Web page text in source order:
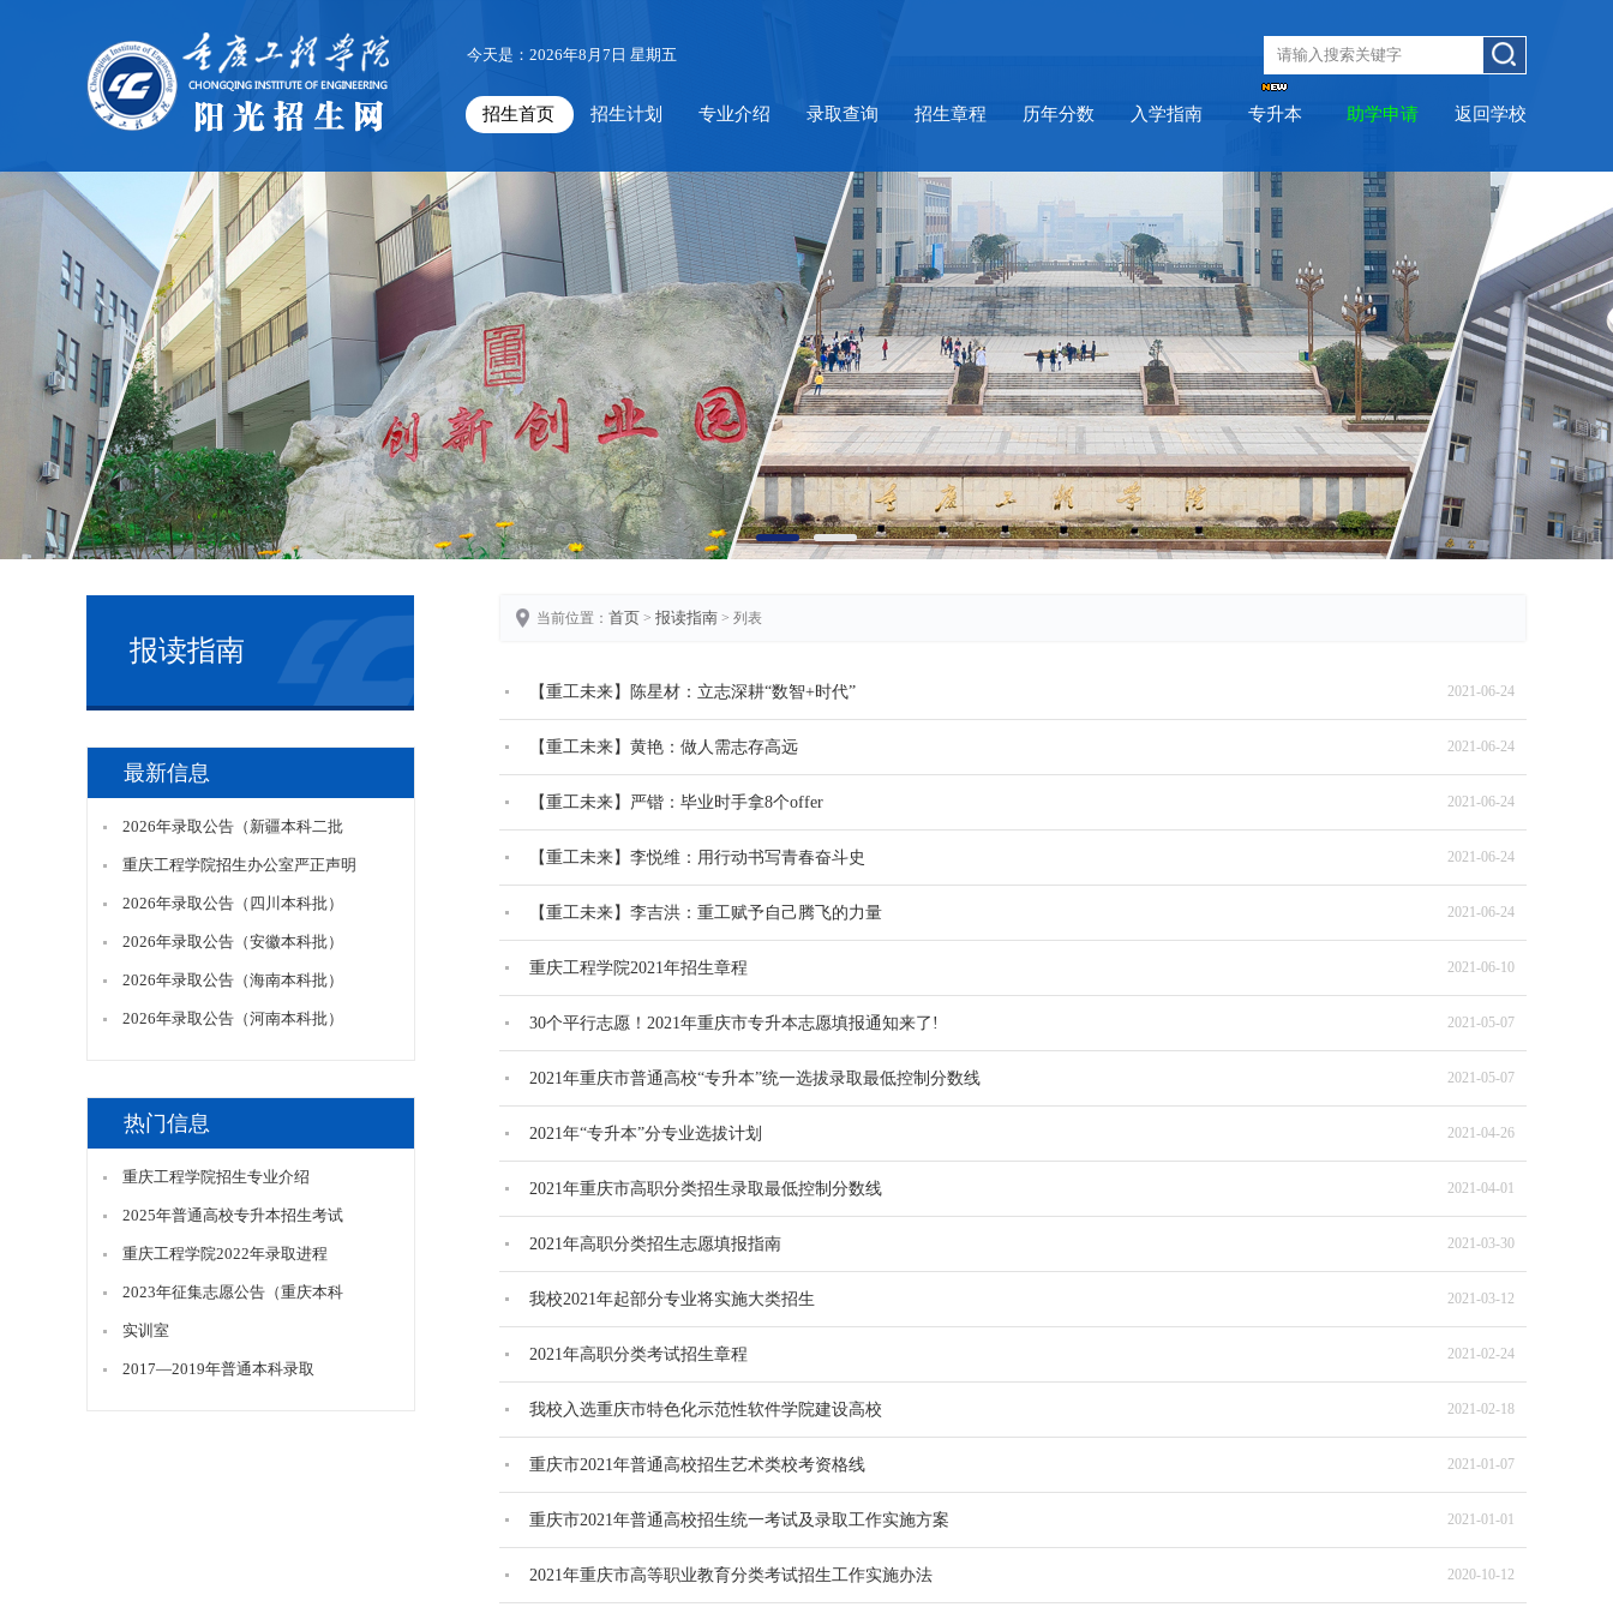
今天是：2026年8月7日 星期五
招生首页 招生计划 专业介绍 录取查询 招生章程 历年分数 入学指南 专升本 助学申请 返回学校
报读指南
最新信息
2026年录取公告（新疆本科二批
重庆工程学院招生办公室严正声明
2026年录取公告（四川本科批）
2026年录取公告（安徽本科批）
2026年录取公告（海南本科批）
2026年录取公告（河南本科批）
热门信息
重庆工程学院招生专业介绍
2025年普通高校专升本招生考试
重庆工程学院2022年录取进程
2023年征集志愿公告（重庆本科
实训室
2017—2019年普通本科录取
当前位置： 首页 > 报读指南 > 列表
2021-06-24
【重工未来】陈星材：立志深耕“数智+时代”
2021-06-24
【重工未来】黄艳：做人需志存高远
2021-06-24
【重工未来】严锴：毕业时手拿8个offer
2021-06-24
【重工未来】李悦维：用行动书写青春奋斗史
2021-06-24
【重工未来】李吉洪：重工赋予自己腾飞的力量
2021-06-10
重庆工程学院2021年招生章程
2021-05-07
30个平行志愿！2021年重庆市专升本志愿填报通知来了!
2021-05-07
2021年重庆市普通高校“专升本”统一选拔录取最低控制分数线
2021-04-26
2021年“专升本”分专业选拔计划
2021-04-01
2021年重庆市高职分类招生录取最低控制分数线
2021-03-30
2021年高职分类招生志愿填报指南
2021-03-12
我校2021年起部分专业将实施大类招生
2021-02-24
2021年高职分类考试招生章程
2021-02-18
我校入选重庆市特色化示范性软件学院建设高校
2021-01-07
重庆市2021年普通高校招生艺术类校考资格线
2021-01-01
重庆市2021年普通高校招生统一考试及录取工作实施方案
2020-10-12
2021年重庆市高等职业教育分类考试招生工作实施办法